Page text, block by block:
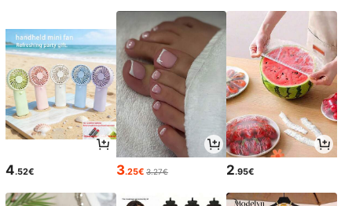
4.52€ 3.25€ 3.27€ 2.95€